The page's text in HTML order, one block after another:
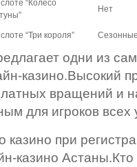
“Колесо
Нет
“Три короля”
одни из
вращений и
для игроков всех
при